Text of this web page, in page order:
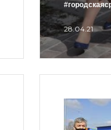
28.04.21